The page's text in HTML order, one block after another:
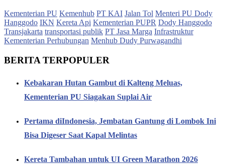
Kementerian PU Kemenhub PT KAI Jalan Tol Menteri PU Dody
Hanggodo IKN Kereta Api Kementerian PUPR Dody Hanggodo
Transjakarta transportasi publik PT Jasa Marga Infrastruktur
Kementerian Perhubungan Menhub Dudy Purwagandhi
BERITA TERPOPULER
Kebakaran Hutan Gambut di Kalteng Meluas,
Kementerian PU Siagakan Suplai Air
Pertama diIndonesia, Jembatan Gantung di Lombok Ini
Bisa Digeser Saat Kapal Melintas
Kereta Tambahan untuk UI Green Marathon 2026